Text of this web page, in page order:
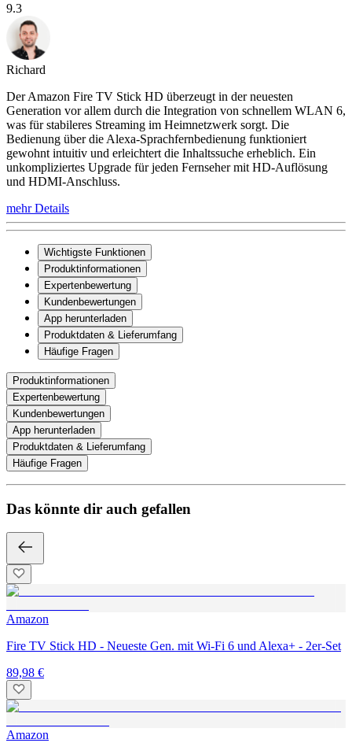
9.3
Richard
Der Amazon Fire TV Stick HD überzeugt in der neuesten
Generation vor allem durch die Integration von schnellem WLAN 6,
was für stabileres Streaming im Heimnetzwerk sorgt. Die
Bedienung über die Alexa-Sprachfernbedienung funktioniert
gewohnt intuitiv und erleichtert die Inhaltssuche erheblich. Ein
unkompliziertes Upgrade für jeden Fernseher mit HD-Auflösung
und HDMI-Anschluss.
mehr Details
Wichtigste Funktionen
Produktinformationen
Expertenbewertung
Kundenbewertungen
App herunterladen
Produktdaten & Lieferumfang
Häufige Fragen
Produktinformationen
Expertenbewertung
Kundenbewertungen
App herunterladen
Produktdaten & Lieferumfang
Häufige Fragen
Das könnte dir auch gefallen
Amazon
Fire TV Stick HD - Neueste Gen. mit Wi-Fi 6 und Alexa+ - 2er-Set
89,98 €
Amazon